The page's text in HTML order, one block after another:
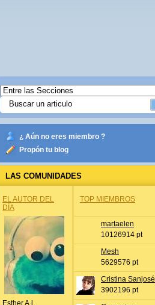
¿ Aún no eres miembro ?
Propón tu blog
LAS COMUNIDADES
EL AUTOR DEL
DÍA
Esther A.l.
TOP MIEMBROS
martaelen
10126914 pt
Mesh
5629576 pt
Cristina Sanjosé
3902196 pt